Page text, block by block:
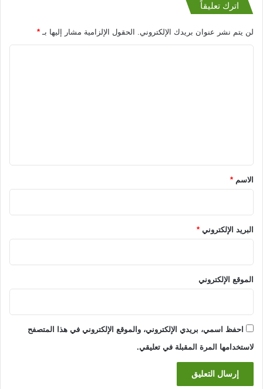
اترك تعليقاً
لن يتم نشر عنوان بريدك الإلكتروني. الحقول الإلزامية مشار إليها بـ *
*الاسم *
البريد الإلكتروني *
الموقع الإلكتروني
احفظ اسمي، بريدي الإلكتروني، والموقع الإلكتروني في هذا المتصفح
لاستخدامها المرة المقبلة في تعليقي.